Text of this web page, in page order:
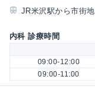
JR米沢駅から市街
内科 診療時間
09:00-12:00
09:00-11:00